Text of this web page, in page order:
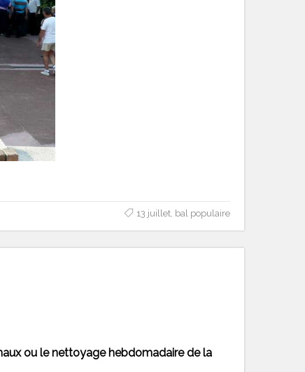
13 juillet, bal populaire
ou le nettoyage hebdomadaire de la